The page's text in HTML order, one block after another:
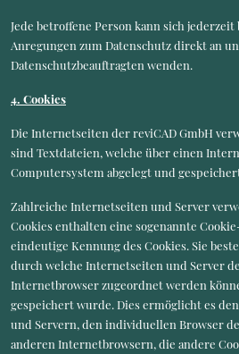
Jede betroffene Person kann sich jederzeit
Anregungen zum Datenschutz direkt an
Datenschutzbeauftragten wenden.
4. Cookies
Die Internetseiten der reviCAD GmbH
sind Textdateien, welche über einen
Computersystem abgelegt und
Zahlreiche Internetseiten und Server
Cookies enthalten eine sogenannte
eindeutige Kennung des Cookies. Sie
durch welche Internetseiten und Server
Internetbrowser zugeordnet werden
gespeichert wurde. Dies ermöglicht es
und Servern, den individuellen Browser
anderen Internetbrowsern, die andere